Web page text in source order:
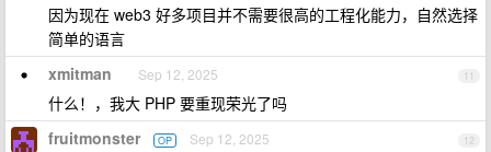
因为现在 web3 好多项目并不需要很高的工程化能力，自然选择
简单的语言
11
xmitman Sep 12, 2025
什么！，我大 PHP 要重现荣光了吗
12
fruitmonster OP Sep 12, 2025